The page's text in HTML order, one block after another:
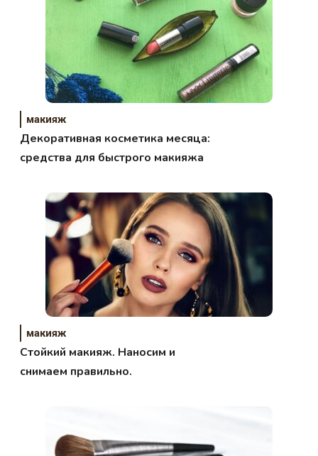
макияж
Декоративная косметика месяца:
средства для быстрого макияжа
макияж
Стойкий макияж. Наносим и
снимаем правильно.